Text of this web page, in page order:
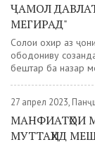
ҶАМОЛ
МЕГИРАД"
Солҳои охир аз
ободониву
бештар ба назар
27 апрел 2023,
МАНФИАТҲОИ
МУТТАҲИД